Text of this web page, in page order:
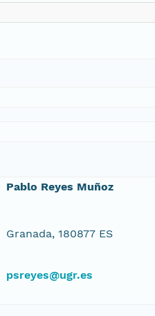
Pablo Reyes Muñoz
Granada, 180877 ES
psreyes@ugr.es